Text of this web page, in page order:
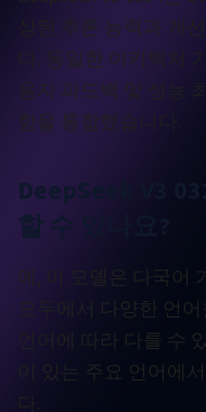
상된 추론 능력과 개
다. 동일한 아키텍처
용자 피드백 및 성능
항을 통합했습니다.
DeepSeek V3
할 수 있나요?
예, 이 모델은 다국어
모두에서 다양한 언
언어에 따라 다를 수
이 있는 주요 언어에